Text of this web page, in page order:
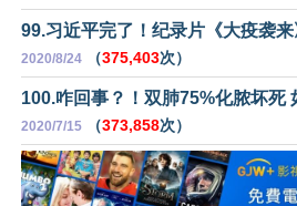
99.习近平完了！纪录片《大疫袭
2020/8/24 （375,403次）
100.咋回事？！双肺75%化脓坏死
2020/7/15 （373,858次）